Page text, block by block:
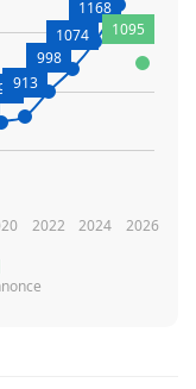
2022 2024 2026
913
998
1074
1168
1095